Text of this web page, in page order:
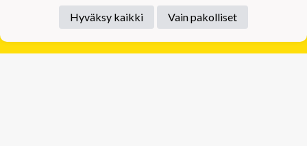
Tietosuojaseloste
Hyväksy kaikki
Vain pakolliset